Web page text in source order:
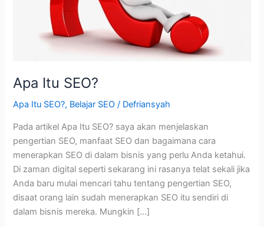
Apa Itu SEO?
Apa Itu SEO?, Belajar SEO / Defriansyah
Pada artikel Apa Itu SEO? saya akan menjelaskan
pengertian SEO, manfaat SEO dan bagaimana cara
menerapkan SEO di dalam bisnis yang perlu Anda ketahui.
Di zaman digital seperti sekarang ini rasanya telat sekali jika
Anda baru mulai mencari tahu tentang pengertian SEO,
disaat orang lain sudah menerapkan SEO itu sendiri di
dalam bisnis mereka. Mungkin […]